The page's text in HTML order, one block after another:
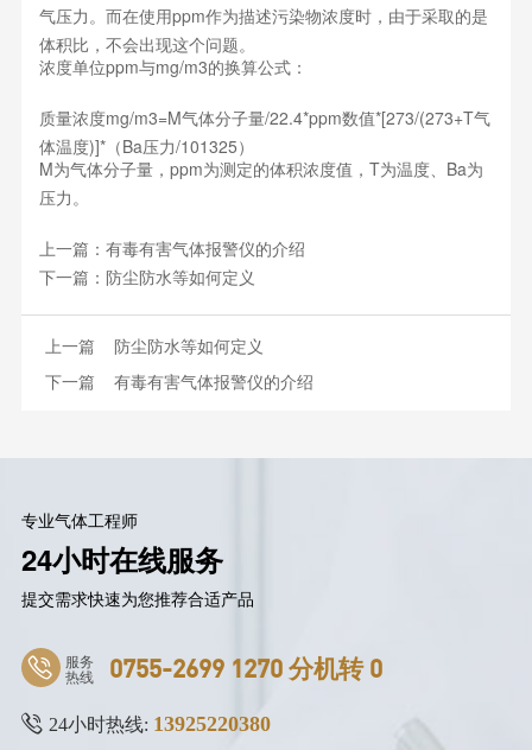
气压力。而在使用ppm作为描述污染物浓度时，由于采取的是
体积比，不会出现这个问题。
浓度单位ppm与mg/m3的换算公式：
质量浓度mg/m3=M气体分子量/22.4*ppm数值*[273/(273+T气
体温度)]*（Ba压力/101325）
M为气体分子量，ppm为测定的体积浓度值，T为温度、Ba为
压力。
上一篇： 有毒有害气体报警仪的介绍
下一篇： 防尘防水等如何定义
上一篇 防尘防水等如何定义
下一篇 有毒有害气体报警仪的介绍
专业气体工程师
24小时在线服务
提交需求快速为您推荐合适产品
服务
热线 0755-2699 1270 分机转 0
24小时热线: 13925220380